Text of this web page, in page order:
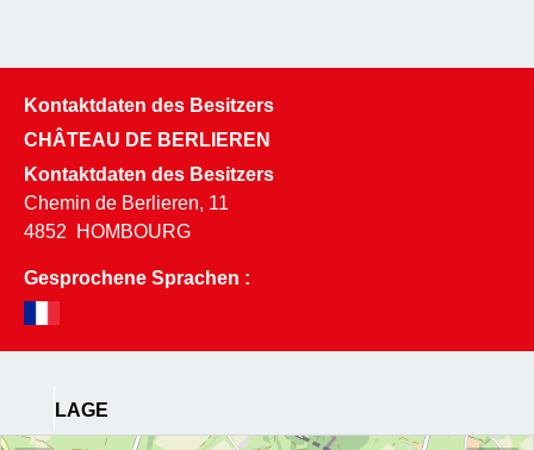
Kontaktdaten des Besitzers
CHÂTEAU DE BERLIEREN
Kontaktdaten des Besitzers
Chemin de Berlieren, 11
4852
HOMBOURG
Gesprochene Sprachen :
LAGE